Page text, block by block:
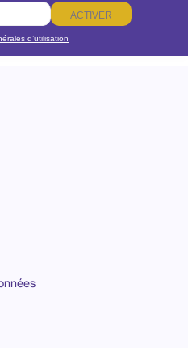
ACTIVER
d’utilisation